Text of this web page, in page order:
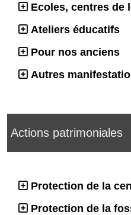
Ecoles, centres de
Ateliers éducatifs
Pour nos anciens
Autres
Actions patrimoniales
Protection de la
Protection de la